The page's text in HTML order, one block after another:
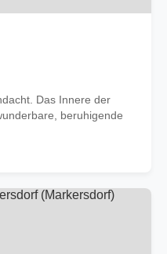
Das Innere der
beruhigende